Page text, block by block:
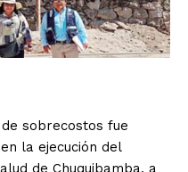
sobrecostos fue
la ejecución del
de Chuquibamba, a